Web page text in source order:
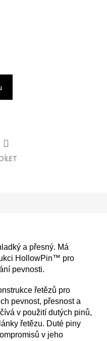
a přesný. Má
HollowPin™ pro
pevnosti.
řetězů pro
pevnost, přesnost a
v použití dutých pinů,
řetězu. Duté piny
v jeho